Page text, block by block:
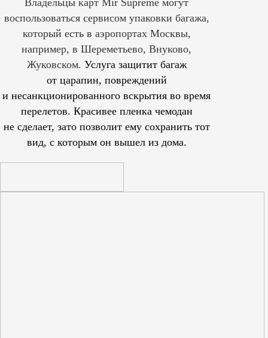
воспользоваться сервисом упаковки багажа,
который есть в аэропортах Москвы,
например, в Шереметьево, Внуково,
Жуковском. Услуга защитит багаж
от царапин, повреждений
и несанкционированного вскрытия во время
перелетов. Красивее пленка чемодан
не сделает, зато позволит ему сохранить тот
вид, с которым он вышел из дома.